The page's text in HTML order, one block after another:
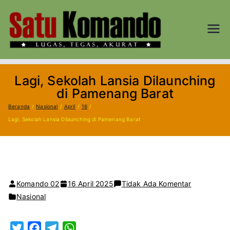
konten
KOM
AND
Lugas, Tegas,
Lagi, Sekolah Lansia Dilaunching
di Pamenang Barat
Beranda Nasional April 16
Lagi, Sekolah Lansia Dilaunching di Pamenang Barat
Komando 02 16 April 2025 Tidak Ada Komentarpada
Nasional